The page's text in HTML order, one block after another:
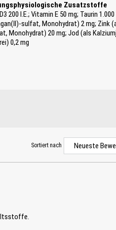
Zusatzstoffe
200 I.E.; Vitamin E 50 mg; Taurin
sulfat, Monohydrat) 2 mg; Zink
Monohydrat) 20 mg; Jod (als
0,2 mg
Sortiert nach